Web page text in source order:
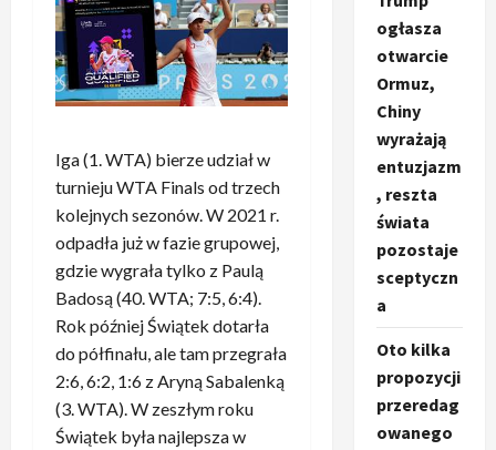
Iga (1. WTA) bierze udział w
turnieju WTA Finals od trzech
kolejnych sezonów. W 2021 r.
odpadła już w fazie grupowej,
gdzie wygrała tylko z Paulą
Badosą (40. WTA; 7:5, 6:4).
Rok później Świątek dotarła
do półfinału, ale tam przegrała
2:6, 6:2, 1:6 z Aryną Sabalenką
(3. WTA). W zeszłym roku
Świątek była najlepsza w
ogłasza
otwarcie
Ormuz,
Chiny
wyrażają
entuzjazm
, reszta
świata
pozostaje
sceptyczn
a
Oto kilka
propozycji
przeredag
owanego